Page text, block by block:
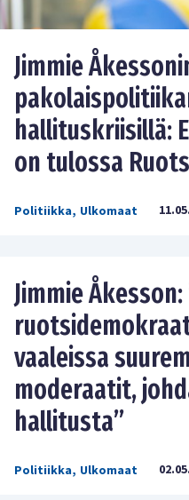
Jimmie
hallituskriisillä:
on tulossa
Politiikka, Ulkomaat
Jimmie Åkesson:
vaaleissa
moderaatit,
hallitusta”
Politiikka, Ulkomaat